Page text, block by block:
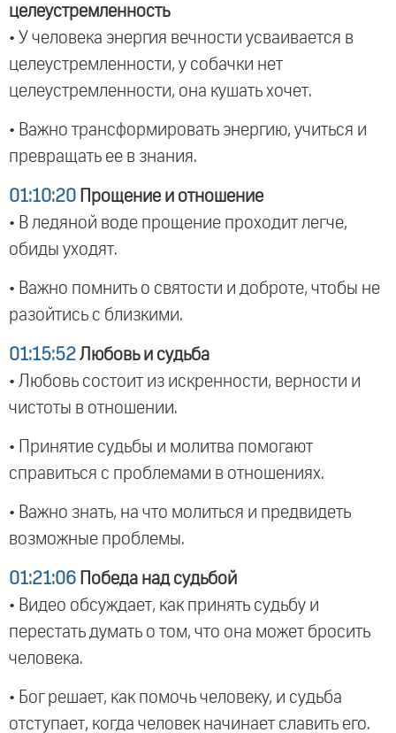
целеустремленность
• У человека энергия вечности усваивается в
целеустремленности, у собачки нет
целеустремленности, она кушать хочет.
• Важно трансформировать энергию, учиться и
превращать ее в знания.
01:10:20 Прощение и отношение
• В ледяной воде прощение проходит легче,
обиды уходят.
• Важно помнить о святости и доброте, чтобы не
разойтись с близкими.
01:15:52 Любовь и судьба
• Любовь состоит из искренности, верности и
чистоты в отношении.
• Принятие судьбы и молитва помогают
справиться с проблемами в отношениях.
• Важно знать, на что молиться и предвидеть
возможные проблемы.
01:21:06 Победа над судьбой
• Видео обсуждает, как принять судьбу и
перестать думать о том, что она может бросить
человека.
• Бог решает, как помочь человеку, и судьба
отступает, когда человек начинает славить его.